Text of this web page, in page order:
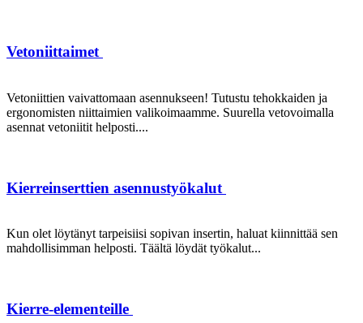
Vetoniittaimet
Vetoniittien vaivattomaan asennukseen! Tutustu tehokkaiden ja
ergonomisten niittaimien valikoimaamme. Suurella vetovoimalla
asennat vetoniitit helposti....
Kierreinserttien asennustyökalut
Kun olet löytänyt tarpeisiisi sopivan insertin, haluat kiinnittää sen
mahdollisimman helposti. Täältä löydät työkalut...
Kierre-elementeille